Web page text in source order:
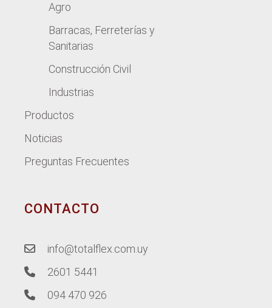
Agro
Barracas, Ferreterías y
Sanitarias
Construcción Civil
Industrias
Productos
Noticias
Preguntas Frecuentes
CONTACTO
info@totalflex.com.uy
2601 5441
094 470 926